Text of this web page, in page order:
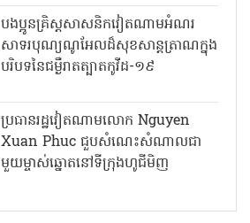
បងប្អូនគ្រិស្តសាសនិកវៀតណាមអំណរ
សាទរបុណ្យណូអែលដ៏សុខសាន្តត្រាណក្នុង
បរិបទនៃជម្ងឺរាតត្បាតកូវីដ-១៩
ប្រធានរដ្ឋវៀតណាមលោក Nguyen
Xuan Phuc ជួបសំណេះសំណាលជា
មួយម្ចាស់ឆ្នោតនៅទីក្រុងហូជីមិញ